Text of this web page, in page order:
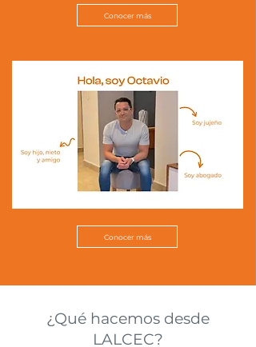
Conocer más
Conocer más
¿Qué hacemos desde
LALCEC?